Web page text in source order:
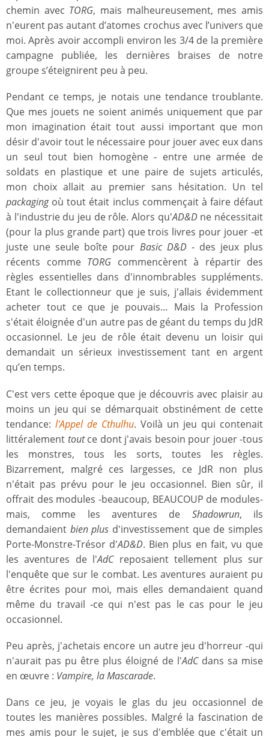
chemin avec TORG, mais malheureusement, mes amis
n'eurent pas autant d’atomes crochus avec l’univers que
moi. Après avoir accompli environ les 3/4 de la première
campagne publiée, les dernières braises de notre
groupe s’éteignirent peu à peu.
Pendant ce temps, je notais une tendance troublante.
Que mes jouets ne soient animés uniquement que par
mon imagination était tout aussi important que mon
désir d'avoir tout le nécessaire pour jouer avec eux dans
un seul tout bien homogène - entre une armée de
soldats en plastique et une paire de sujets articulés,
mon choix allait au premier sans hésitation. Un tel
packagingoù tout était inclus commençait à faire défaut
à l'industrie du jeu de rôle. Alors qu'AD&Dne nécessitait
(pour la plus grande part) que trois livres pour jouer -et
juste une seule boîte pour Basic D&D - des jeux plus
récents comme TORG commencèrent à répartir des
règles essentielles dans d'innombrables suppléments.
Etant le collectionneur que je suis, j'allais évidemment
acheter tout ce que je pouvais… Mais la Profession
s'était éloignée d'un autre pas de géant du temps du JdR
occasionnel. Le jeu de rôle était devenu un loisir qui
demandait un sérieux investissement tant en argent
qu’en temps.
C'est vers cette époque que je découvris avec plaisir au
moins un jeu qui se démarquait obstinément de cette
tendance: l'Appel de Cthulhu. Voilà un jeu qui contenait
littéralement toutce dont j'avais besoin pour jouer -tous
les monstres, tous les sorts, toutes les règles.
Bizarrement, malgré ces largesses, ce JdR non plus
n'était pas prévu pour le jeu occasionnel. Bien sûr, il
offrait des modules -beaucoup, BEAUCOUP de modules-
mais, comme les aventures de Shadowrun, ils
demandaient bien plus d'investissement que de simples
Porte-Monstre-Trésor d'AD&D. Bien plus en fait, vu que
les aventures de l'AdCreposaient tellement plus sur
l'enquête que sur le combat. Les aventures auraient pu
être écrites pour moi, mais elles demandaient quand
même du travail -ce qui n'est pas le cas pour le jeu
occasionnel.
Peu après, j'achetais encore un autre jeu d'horreur -qui
n'aurait pas pu être plus éloigné de l'AdCdans sa mise
en œuvre : Vampire, la Mascarade.
Dans ce jeu, je voyais le glas du jeu occasionnel de
toutes les manières possibles. Malgré la fascination de
mes amis pour le sujet, je sus d'emblée que c'était un